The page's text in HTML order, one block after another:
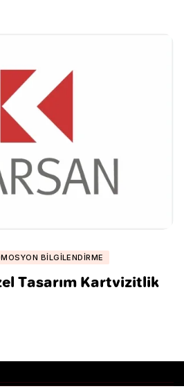
BILGILENDIRME
Tasarım Kartvizitlik